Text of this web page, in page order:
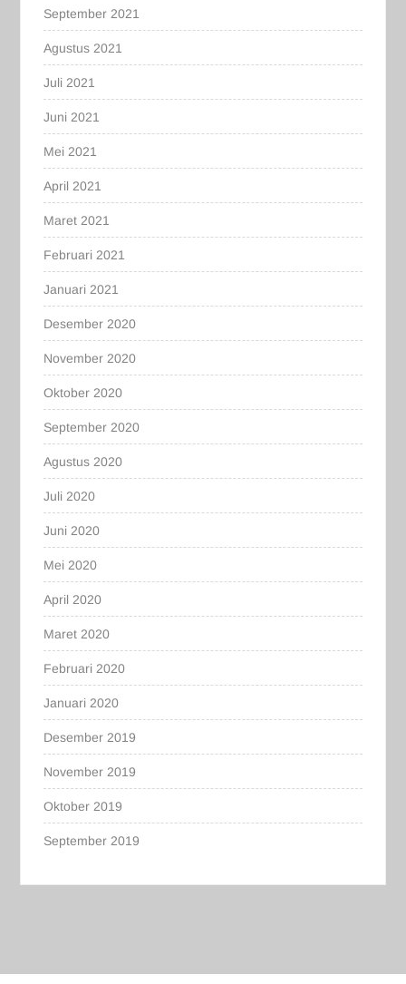
September 2021
Agustus 2021
Juli 2021
Juni 2021
Mei 2021
April 2021
Maret 2021
Februari 2021
Januari 2021
Desember 2020
November 2020
Oktober 2020
September 2020
Agustus 2020
Juli 2020
Juni 2020
Mei 2020
April 2020
Maret 2020
Februari 2020
Januari 2020
Desember 2019
November 2019
Oktober 2019
September 2019